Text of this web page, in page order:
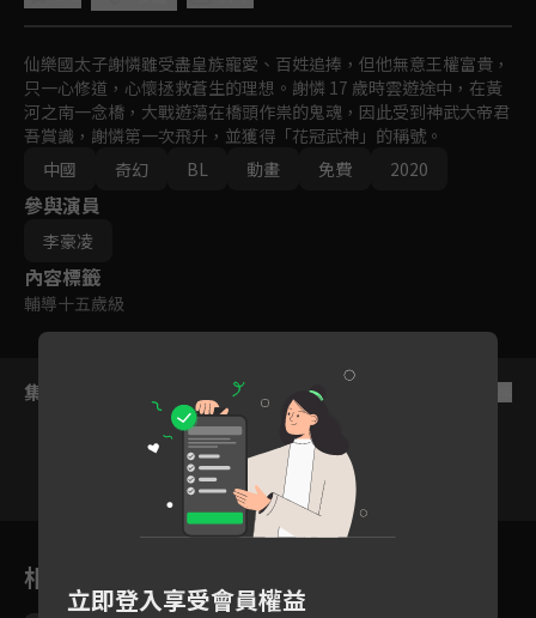
仙樂國太子謝憐雖受盡皇族寵愛、百姓追捧，但他無意王權富貴，
只一心修道，心懷拯救蒼生的理想。謝憐 17 歲時雲遊途中，在黃
河之南一念橋，大戰遊蕩在橋頭作祟的鬼魂，因此受到神武大帝君
吾賞識，謝憐第一次飛升，並獲得「花冠武神」的稱號。
中國
奇幻 BL 動畫 免費 2020
參與演員
李豪凌
內容標籤
輔導十五歲級
集數列表
4 5 6
相關花絮
立即登入享受會員權益